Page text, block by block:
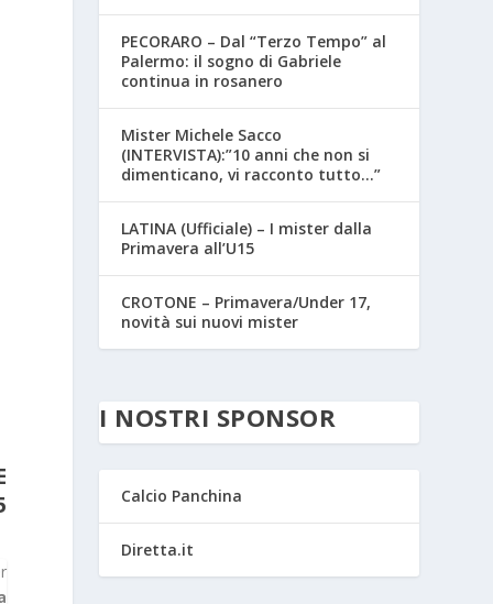
PECORARO – Dal “Terzo Tempo” al
Palermo: il sogno di Gabriele
continua in rosanero
Mister Michele Sacco
(INTERVISTA):”10 anni che non si
dimenticano, vi racconto tutto…”
LATINA (Ufficiale) – I mister dalla
Primavera all’U15
CROTONE – Primavera/Under 17,
novità sui nuovi mister
I NOSTRI SPONSOR
Calcio Panchina
Diretta.it